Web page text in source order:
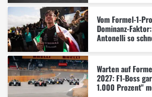
Vom Formel-1-
Dominanz-
Antonelli so
Warten auf
2027: F1-Boss
1.000 Prozent"